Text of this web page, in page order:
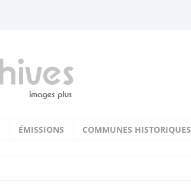
ÉMISSIONS COMMUNES HISTORIQUES